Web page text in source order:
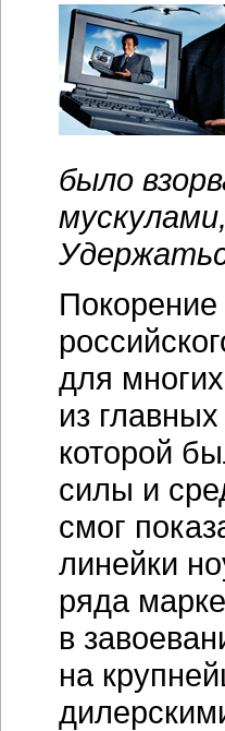
было
для
из
которой
силы и
смог
линейки
ряда
в
на